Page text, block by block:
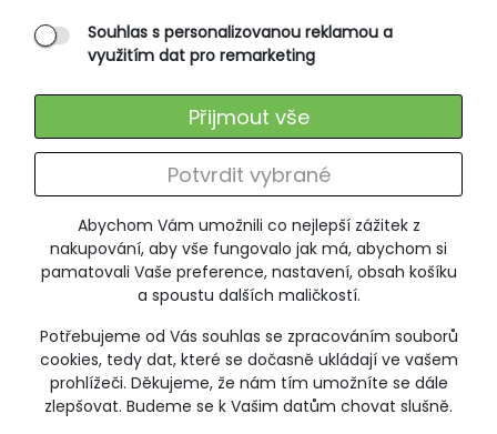
Abychom Vám umožnili co nejlepší zážitek z
nakupování, aby vše fungovalo jak má, abychom si
pamatovali Vaše preference, nastavení, obsah košíku
a spoustu dalších maličkostí.
Potřebujeme od Vás souhlas se zpracováním souborů
cookies, tedy dat, které se dočasně ukládají ve vašem
prohlížeči. Děkujeme, že nám tím umožníte se dále
zlepšovat. Budeme se k Vašim datům chovat slušně.
Souhlas s personalizovanou reklamou a
využitím dat pro remarketing
Potvrdit vybrané
Přijmout vše
SLUŽBY ZÁKAZNÍKŮM
Výměna zboží
ODEBÍRÁNÍ NEWSLETTERU
+420 606 673 095
poradna@jitex-comfort.cz